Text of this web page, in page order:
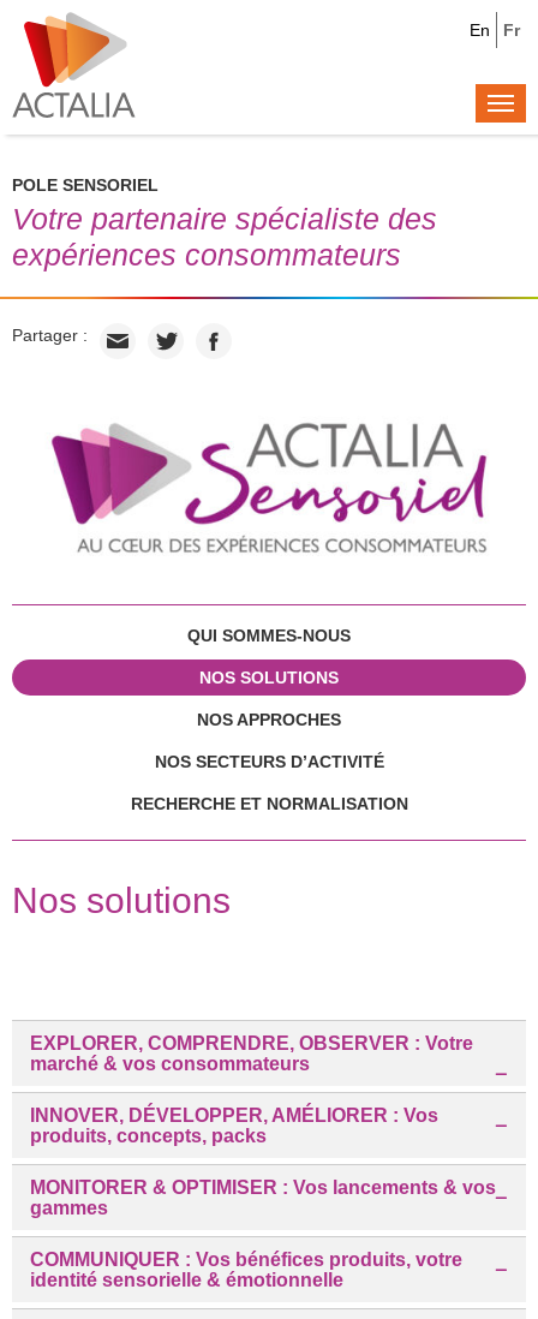
Fr
En
POLE SENSORIEL
Votre partenaire spécialiste des
expériences consommateurs
Partager :
QUI SOMMES-NOUS
NOS SOLUTIONS
NOS APPROCHES
NOS SECTEURS D’ACTIVITÉ
RECHERCHE ET NORMALISATION
Nos solutions
EXPLORER, COMPRENDRE, OBSERVER : Votre
marché & vos consommateurs
INNOVER, DÉVELOPPER, AMÉLIORER : Vos
produits, concepts, packs
MONITORER & OPTIMISER : Vos lancements & vos
gammes
COMMUNIQUER : Vos bénéfices produits, votre
identité sensorielle & émotionnelle